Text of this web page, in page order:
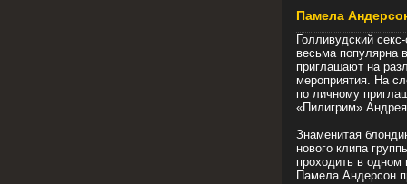
Памела
Голливудский
весьма популярна
приглашают на
мероприятия. На
по личному
«Пилигрим»
Знаменитая
нового клипа
проходить в одном
Памела Андерсон